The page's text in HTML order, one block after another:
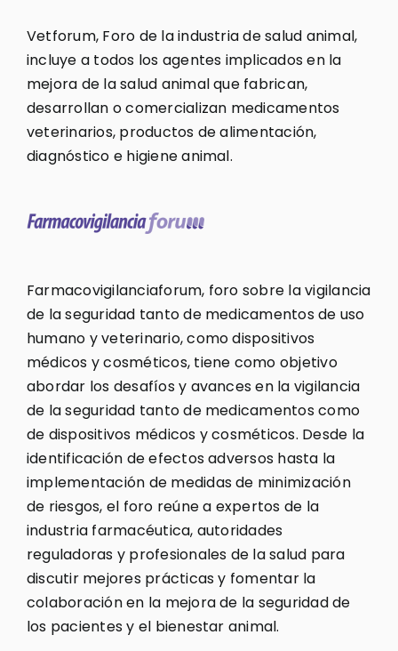
Vetforum, Foro de la industria de salud animal,
incluye a todos los agentes implicados en la
mejora de la salud animal que fabrican,
desarrollan o comercializan medicamentos
veterinarios, productos de alimentación,
diagnóstico e higiene animal.
Farmacovigilanciaforum, foro sobre la vigilancia
de la seguridad tanto de medicamentos de uso
humano y veterinario, como dispositivos
médicos y cosméticos, tiene como objetivo
abordar los desafíos y avances en la vigilancia
de la seguridad tanto de medicamentos como
de dispositivos médicos y cosméticos. Desde la
identificación de efectos adversos hasta la
implementación de medidas de minimización
de riesgos, el foro reúne a expertos de la
industria farmacéutica, autoridades
reguladoras y profesionales de la salud para
discutir mejores prácticas y fomentar la
colaboración en la mejora de la seguridad de
los pacientes y el bienestar animal.